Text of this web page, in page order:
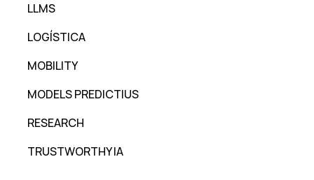
LLMS
LOGÍSTICA
MOBILITY
MODELS PREDICTIUS
RESEARCH
TRUSTWORTHY IA